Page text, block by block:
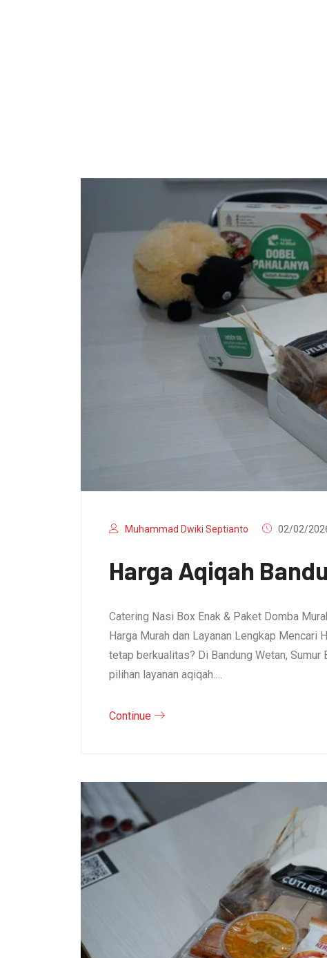
Muhammad Dwiki Septianto 02/02/
Harga Aqiqah
Catering Nasi Box Enak & Paket Domba
Harga Murah dan Layanan Lengkap Mencari
tetap berkualitas? Di Bandung Wetan, Sumur
pilihan layanan aqiqah.…
Continue